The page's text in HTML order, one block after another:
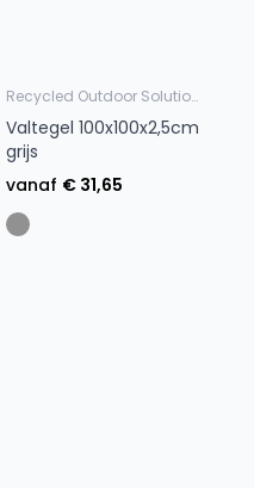
Recycled Outdoor Solutions
Valtegel 100x100x2,5cm
grijs
vanaf € 31,65